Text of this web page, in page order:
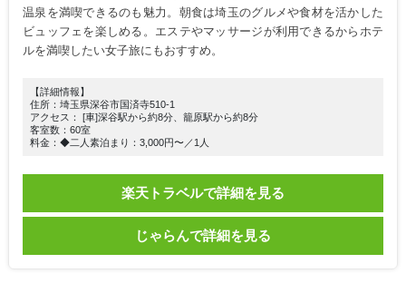
温泉を満喫できるのも魅力。朝食は埼玉のグルメや食材を活かした
ビュッフェを楽しめる。エステやマッサージが利用できるからホテ
ルを満喫したい女子旅にもおすすめ。
【詳細情報】
住所：埼玉県深谷市国済寺510-1
アクセス： [車]深谷駅から約8分、籠原駅から約8分
客室数：60室
料金：◆二人素泊まり：3,000円〜／1人
楽天トラベルで詳細を見る
じゃらんで詳細を見る